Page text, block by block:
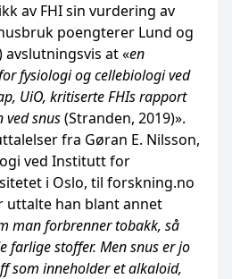
av FHI sin vurdering av
poengterer Lund og
at «en
fysiologi og cellebiologi ved
UiO, kritiserte FHIs rapport
ved snus(Stranden, 2019)».
fra Gøran E. Nilsson,
ved Institutt for
i Oslo, til forskning.no
uttalte han blant annet
man forbrenner tobakk, så
farlige stoffer. Men snus er jo
som inneholder et alkaloid,